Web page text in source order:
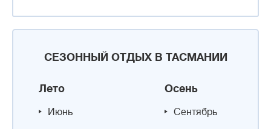
СЕЗОННЫЙ ОТДЫХ В ТАСМАНИИ
Лето
Июнь
Осень
Сентябрь